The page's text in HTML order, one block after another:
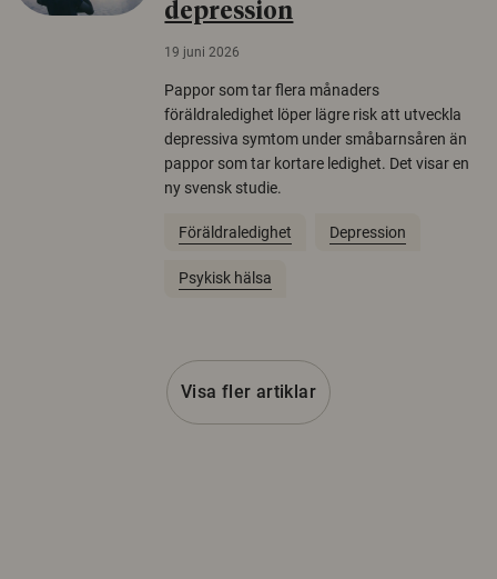
depression
19 juni 2026
Pappor som tar flera månaders
föräldraledighet löper lägre risk att utveckla
depressiva symtom under småbarnsåren än
pappor som tar kortare ledighet. Det visar en
ny svensk studie.
Föräldraledighet Depression
Psykisk hälsa
Visa fler artiklar